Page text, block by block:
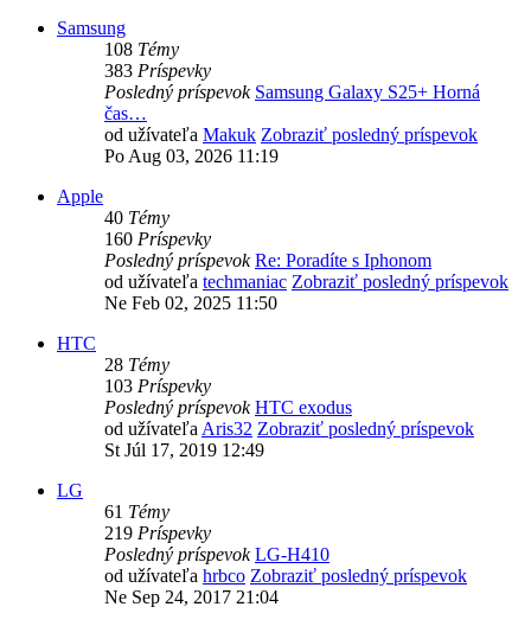
Samsung
108 Témy
383 Príspevky
Posledný príspevok Samsung Galaxy S25+ Horná
čas…
od užívateľa Makuk Zobraziť posledný príspevok
Po Aug 03, 2026 11:19
Apple
40 Témy
160 Príspevky
Posledný príspevok Re: Poradíte s Iphonom
od užívateľa techmaniac Zobraziť posledný príspevok
Ne Feb 02, 2025 11:50
HTC
28 Témy
103 Príspevky
Posledný príspevok HTC exodus
od užívateľaAris32 Zobraziť posledný príspevok
St Júl 17, 2019 12:49
LG
61 Témy
219 Príspevky
Posledný príspevok LG-H410
od užívateľa hrbco Zobraziť posledný príspevok
Ne Sep 24, 2017 21:04